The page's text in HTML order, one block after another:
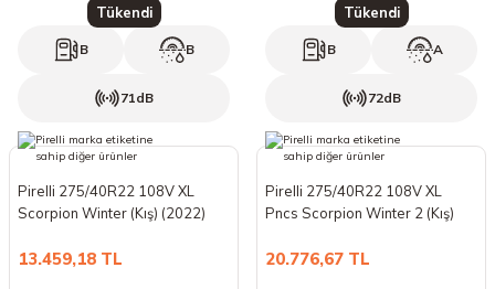
Tükendi
B B
71dB
Pirelli 275/40R22 108V XL
Scorpion Winter (Kış) (2022)
13.459,18 TL
Tükendi
B A
72dB
Pirelli 275/40R22 108V XL
Pncs Scorpion Winter 2 (Kış)
20.776,67 TL